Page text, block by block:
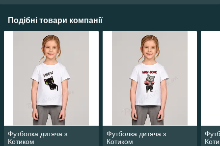
Подібні товари компанії
Футболка дитяча з
Котиком
Футболка дитяча з
Котиком